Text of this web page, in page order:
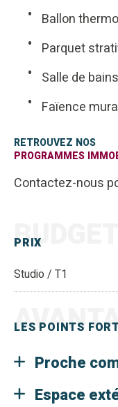
Ballon
Parquet
Salle de
Faïence
RETROUVEZ NOS
PROGRAMMES
Contactez-nous
PRIX
BUDGET
Studio / T1
LES POINTS
Proche
Espace